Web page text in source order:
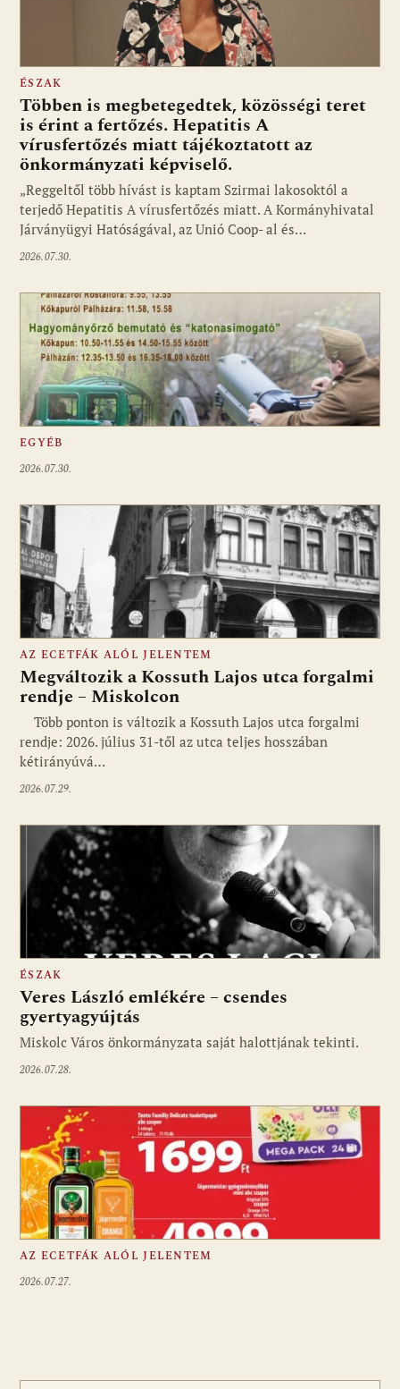
ÉSZAK
Többen is megbetegedtek, közösségi teret
is érint a fertőzés. Hepatitis A
vírusfertőzés miatt tájékoztatott az
önkormányzati képviselő.
„Reggeltől több hívást is kaptam Szirmai lakosoktól a
terjedő Hepatitis A vírusfertőzés miatt. A Kormányhivatal
Járványügyi Hatóságával, az Unió Coop- al és…
2026.07.30.
EGYÉB
2026.07.30.
AZ ECETFÁK ALÓL JELENTEM
Megváltozik a Kossuth Lajos utca forgalmi
rendje – Miskolcon
Több ponton is változik a Kossuth Lajos utca forgalmi
rendje: 2026. július 31-től az utca teljes hosszában
kétirányúvá…
2026.07.29.
ÉSZAK
Veres László emlékére – csendes
gyertyagyújtás
Miskolc Város önkormányzata saját halottjának tekinti.
2026.07.28.
AZ ECETFÁK ALÓL JELENTEM
2026.07.27.